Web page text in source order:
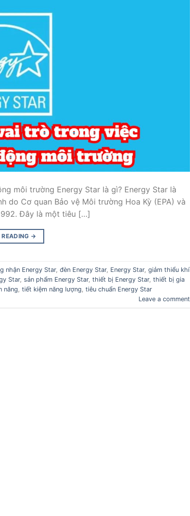
môi trường Energy Star là gì? Energy Star là
do Cơ quan Bảo vệ Môi trường Hoa Kỳ (EPA) và
Đây là một tiêu […]
→
nhận Energy Star, đèn Energy Star, Energy Star, giảm thiểu khí
Star, sản phẩm Energy Star, thiết bị Energy Star, thiết bị gia
năng tiết kiệm năng lượng tiêu chuẩn Energy Star
Leave a comment